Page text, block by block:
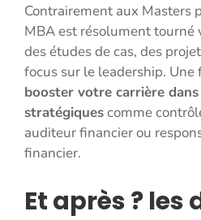
Contrairement aux Masters
MBA est résolument tourné
des études de cas, des
focus sur le leadership.
booster votre carrière
stratégiquescomme
auditeur financier ou
financier.
Et après ? les